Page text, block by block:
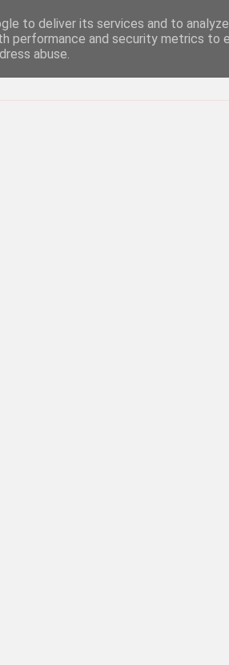
to deliver its services and to
performance and security metrics to
abuse.